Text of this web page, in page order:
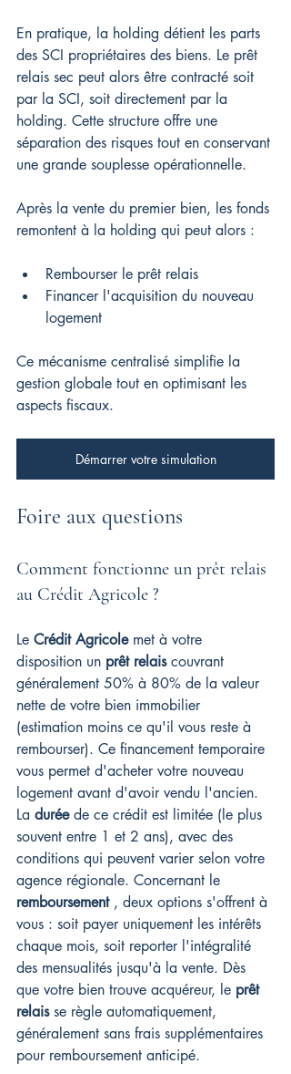
En pratique, la holding détient les parts
des SCI propriétaires des biens. Le prêt
relais sec peut alors être contracté soit
par la SCI, soit directement par la
holding. Cette structure offre une
séparation des risques tout en conservant
une grande souplesse opérationnelle.
Après la vente du premier bien, les fonds
remontent à la holding qui peut alors :
Rembourser le prêt relais
Financer l'acquisition du nouveau
logement
Ce mécanisme centralisé simplifie la
gestion globale tout en optimisant les
aspects fiscaux.
Démarrer votre simulation
Foire aux questions
Comment fonctionne un prêt relais
au Crédit Agricole ?
Le Crédit Agricole met à votre
disposition un prêt relais couvrant
généralement 50% à 80% de la valeur
nette de votre bien immobilier
(estimation moins ce qu'il vous reste à
rembourser). Ce financement temporaire
vous permet d'acheter votre nouveau
logement avant d'avoir vendu l'ancien.
La durée de ce crédit est limitée (le plus
souvent entre 1 et 2 ans), avec des
conditions qui peuvent varier selon votre
agence régionale. Concernant le
remboursement , deux options s'offrent à
vous : soit payer uniquement les intérêts
chaque mois, soit reporter l'intégralité
des mensualités jusqu'à la vente. Dès
que votre bien trouve acquéreur, le prêt
relais se règle automatiquement,
généralement sans frais supplémentaires
pour remboursement anticipé.